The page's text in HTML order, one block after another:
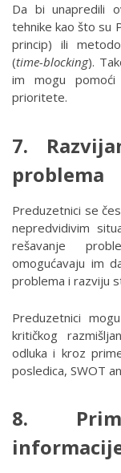
Da bi unapredili
tehnike kao što su
princip) ili
(time-blocking).
im mogu
prioritete.
7.
problema
Preduzetnici se
nepredvidivim
rešavanje
omogućavaju im
problema i razviju
Preduzetnici
kritičkog
odluka i kroz
posledica, SWOT
8.